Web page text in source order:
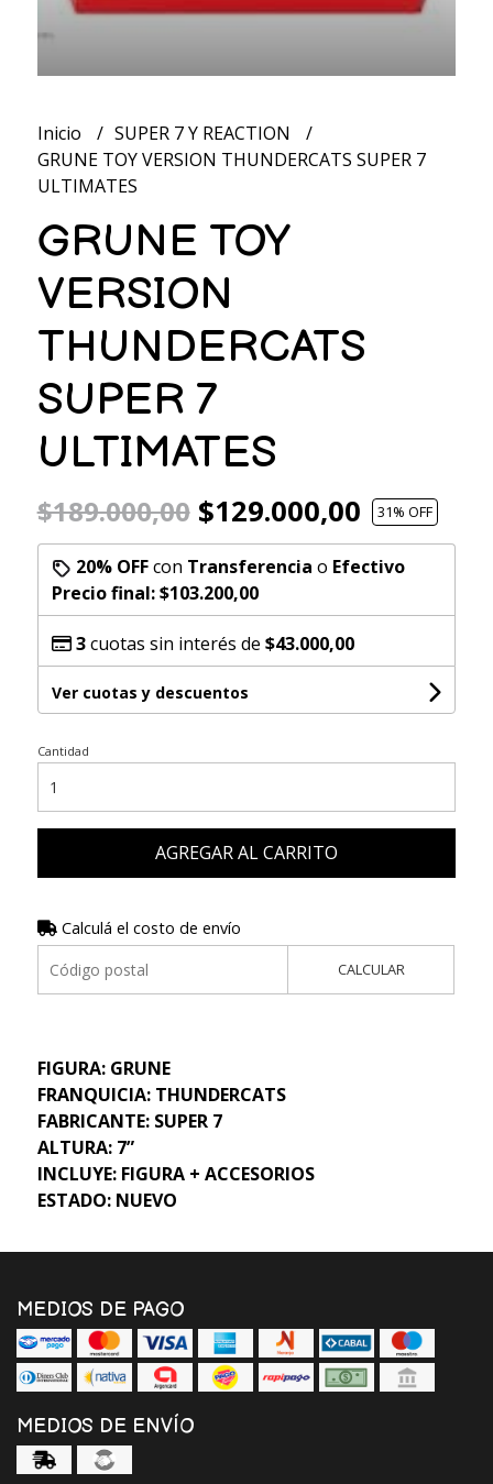
Inicio
SUPER 7 Y REACTION
GRUNE TOY VERSION THUNDERCATS SUPER 7
ULTIMATES
GRUNE TOY
VERSION
THUNDERCATS
SUPER 7
ULTIMATES
$189.000,00$129.000,00 31% OFF
20% OFFcon Transferencia o Efectivo
Precio final:$103.200,00
3cuotas sin interés de $43.000,00
Ver cuotas y descuentos
Cantidad
AGREGAR AL CARRITO
Calculá el costo de envío
CALCULAR
FIGURA: GRUNE
FRANQUICIA: THUNDERCATS
FABRICANTE: SUPER 7
ALTURA: 7”
INCLUYE: FIGURA + ACCESORIOS
ESTADO: NUEVO
MEDIOS DE PAGO
MEDIOS DE ENVÍO